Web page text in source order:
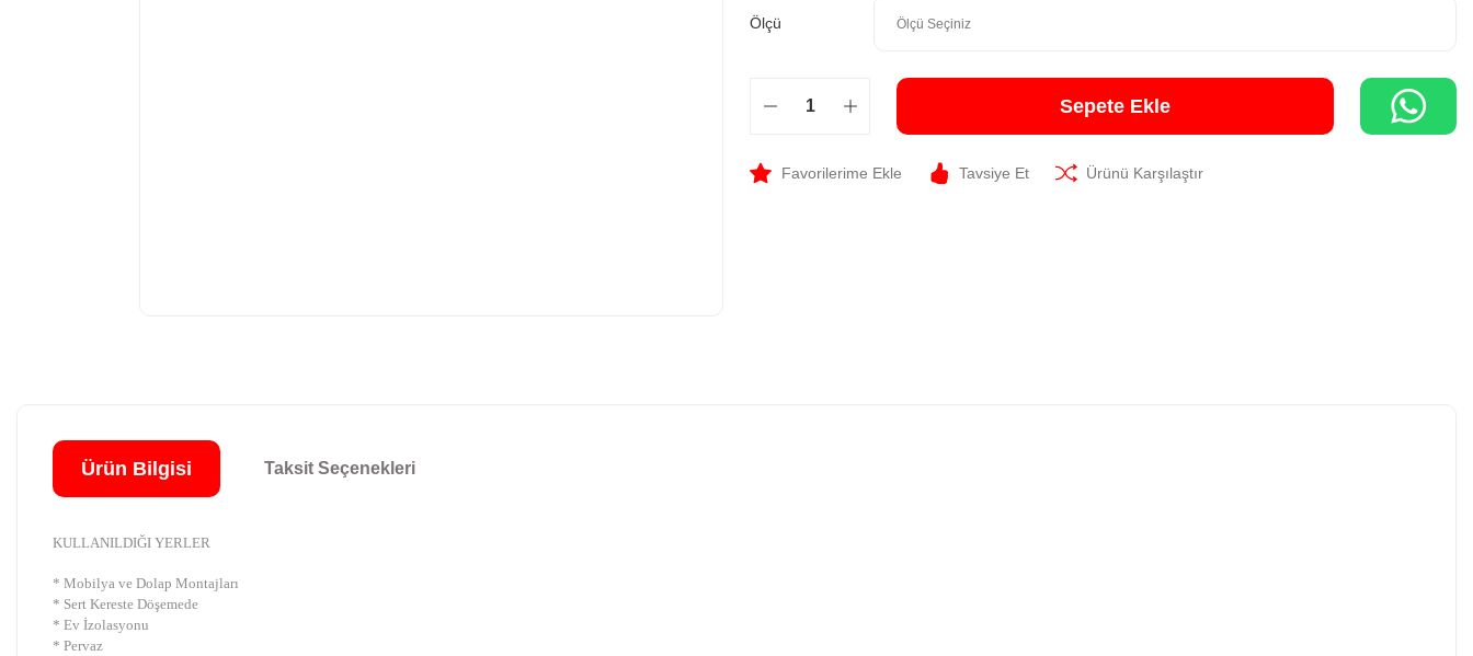
Ölçü
Sepete Ekle
Tavsiye Et Ürünü Karşılaştır
Ürün Bilgisi Taksit Seçenekleri
KULLANILDIĞI YERLER
* Mobilya ve Dolap Montajları
* Sert Kereste Döşemede
* Ev İzolasyonu
* Pervaz